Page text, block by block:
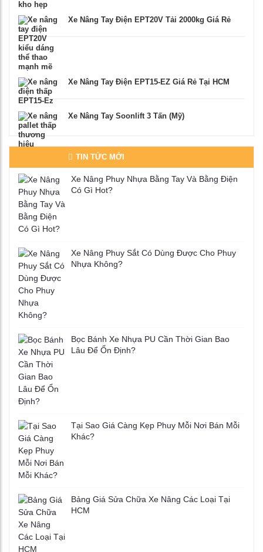
Xe Nâng Tay Điện EPT20V Tải 2000kg Giá Rẻ
Xe Nâng Tay Điện EPT15-EZ Giá Rẻ Tại HCM
Xe Nâng Tay Soonlift 3 Tấn (Mỹ)
TIN TỨC MỚI
Xe Nâng Phuy Nhựa Bằng Tay Và Bằng Điện
Có Gì Hot?
Xe Nâng Phuy Sắt Có Dùng Được Cho Phuy
Nhựa Không?
Bọc Bánh Xe Nhựa PU Cần Thời Gian Bao
Lâu Để Ổn Định?
Tại Sao Giá Càng Kẹp Phuy Mỗi Nơi Bán Mỗi
Khác?
Bảng Giá Sửa Chữa Xe Nâng Các Loại Tại
HCM